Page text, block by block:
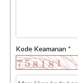
Kode Keamanan *